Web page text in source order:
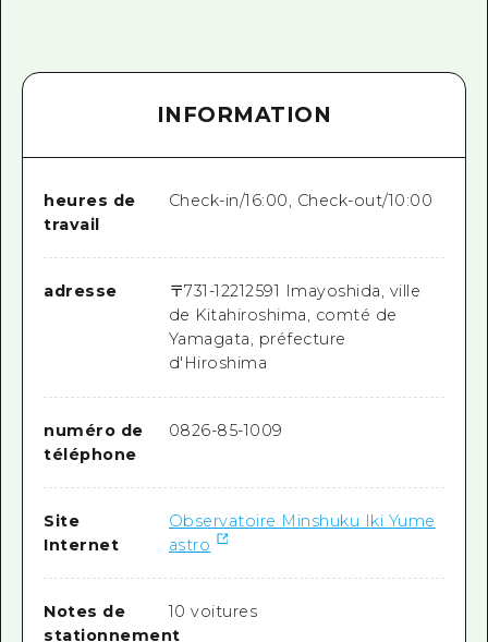
INFORMATION
heures de
travail
Check-in/16:00, Check-out/10:00
adresse 〒731-12212591 Imayoshida, ville
de Kitahiroshima, comté de
Yamagata, préfecture
d'Hiroshima
numéro de
téléphone
0826-85-1009
Site
Internet
Observatoire Minshuku Iki Yume
astro
Notes de
stationnement
10 voitures